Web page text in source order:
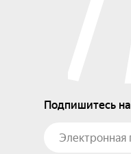
Подпишитесь